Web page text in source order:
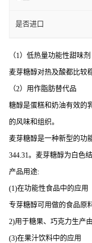
是否进口
（1）低热量功能性甜味剂
麦芽糖醇对热及酸都比较
（2）用作脂肪替代品
糖醇是蛋糕和奶油有效的
的风味和组织。
麦芽糖醇是一种新型的功
344.31。麦芽糖醇为白色
产品用途:
(1)在功能性食品中的应用
专芽糖醇可用做的食品原料
2)用于糖果、巧克力生产
(3)在果汁饮料中的应用